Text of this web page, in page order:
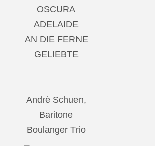
OSCURA
ADELAIDE
AN DIE FERNE
GELIEBTE
Andrè Schuen,
Baritone
Boulanger Trio